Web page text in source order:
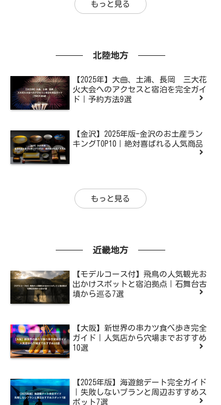
もっと見る
北陸地方
【2025年】大曲、土浦、長岡 三大花
火大会へのアクセスと宿泊を完全ガイ
ド｜予約方法9選
【金沢】2025年版-金沢のお土産ラン
キングTOP10｜絶対喜ばれる人気商品
もっと見る
近畿地方
【モデルコース付】飛鳥の人気観光お
出かけスポットと宿泊拠点｜石舞台古
墳から巡る7選
【大阪】新世界の串カツ食べ歩き完全
ガイド｜人気店から穴場までおすすめ
10選
【2025年版】海遊館デート完全ガイド
｜失敗しないプランと周辺おすすめス
ポット7選